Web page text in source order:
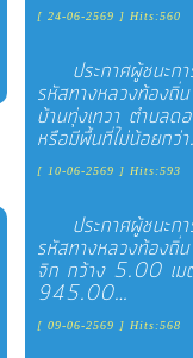
[ 24-06-2569 ] Hits:560
ประกาศผู้ชนะก
รหัสทางหลวงท้อง
บ้านทุ่งเทวา ตำบ
หรือมีพื้นที่ไม่น้อยกว่
[ 10-06-2569 ] Hits:593
ประกาศผู้ชนะก
รหัสทางหลวงท้อง
จิก กว้าง 5.00 เ
945.00…
[ 09-06-2569 ] Hits:568